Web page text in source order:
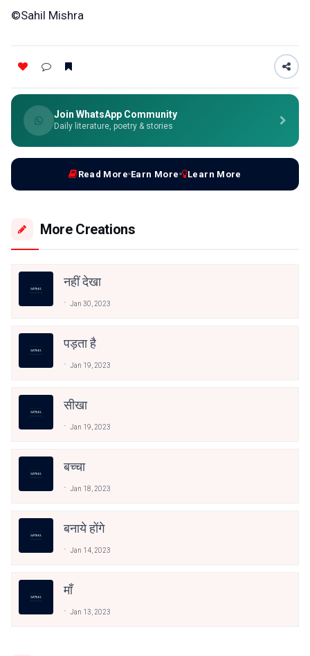
©Sahil Mishra
Join WhatsApp Community
Daily literature, poetry & stories
Read More Earn More Learn More
More Creations
नहीं देखा
Jan 30, 2023
पड़ता है
Jan 19, 2023
सीखा
Jan 19, 2023
बच्चा
Jan 18, 2023
बनाये होंगे
Jan 14, 2023
माँ
Jan 13, 2023